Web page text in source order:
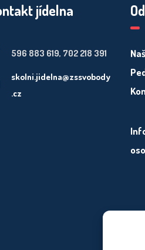
jídelna
596 883 619, 702 218 391
skolni.jidelna@zssvobody
.cz